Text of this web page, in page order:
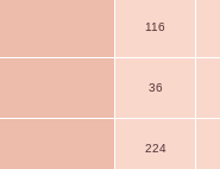
116
36
224